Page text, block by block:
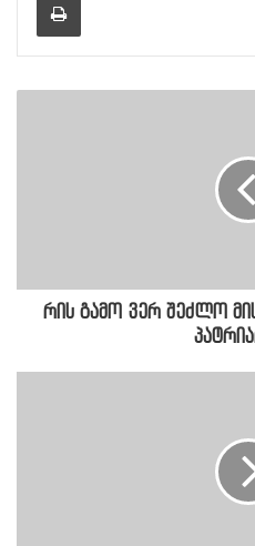
რის გამო ვერ შეძლო